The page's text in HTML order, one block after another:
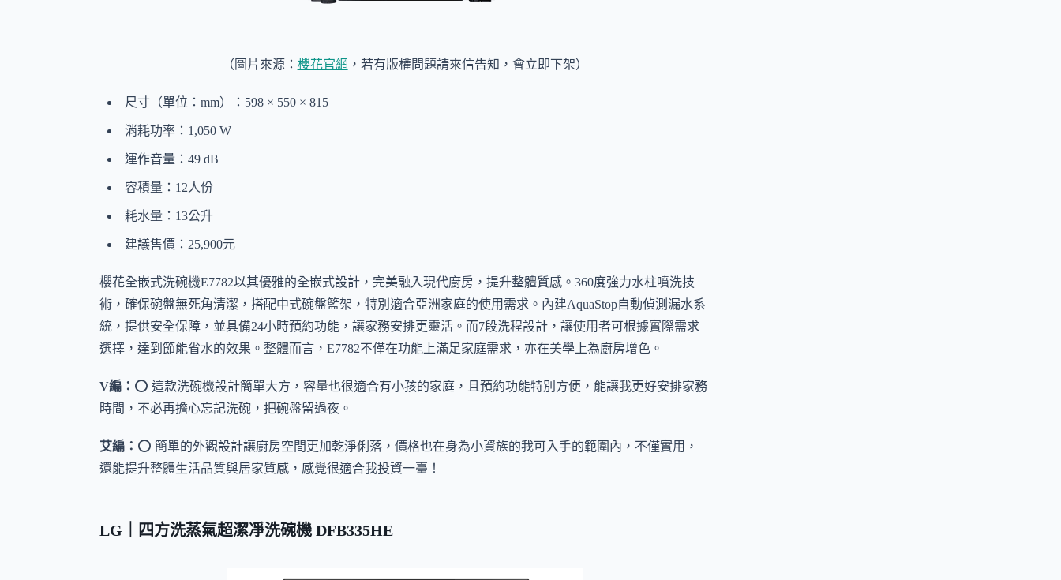
（圖片來源： 櫻花官網 ，若有版權問題請來信告知，會立即下架）
尺寸（單位：mm）：598 × 550 × 815
消耗功率：1,050 W
運作音量：49 dB
容積量：12人份
耗水量：13公升
建議售價：25,900元
櫻花全嵌式洗碗機E7782以其優雅的全嵌式設計，完美融入現代廚房，提升整體質感。360度強力水柱噴洗技
術，確保碗盤無死角清潔，搭配中式碗盤籃架，特別適合亞洲家庭的使用需求。內建AquaStop自動偵測漏水系
統，提供安全保障，並具備24小時預約功能，讓家務安排更靈活。而7段洗程設計，讓使用者可根據實際需求
選擇，達到節能省水的效果。整體而言，E7782不僅在功能上滿足家庭需求，亦在美學上為廚房增色。
V編： ⭕ 這款洗碗機設計簡單大方，容量也很適合有小孩的家庭，且預約功能特別方便，能讓我更好安排家務
時間，不必再擔心忘記洗碗，把碗盤留過夜。
艾編： ⭕ 簡單的外觀設計讓廚房空間更加乾淨俐落，價格也在身為小資族的我可入手的範圍內，不僅實用，
還能提升整體生活品質與居家質感，感覺很適合我投資一臺！
LG｜四方洗蒸氣超潔凈洗碗機 DFB335HE